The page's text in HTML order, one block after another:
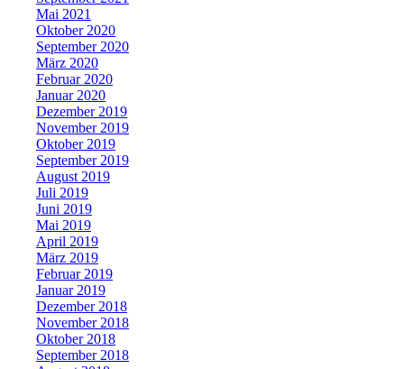
Mai 2021
Oktober 2020
September 2020
März 2020
Februar 2020
Januar 2020
Dezember 2019
November 2019
Oktober 2019
September 2019
August 2019
Juli 2019
Juni 2019
Mai 2019
April 2019
März 2019
Februar 2019
Januar 2019
Dezember 2018
November 2018
Oktober 2018
September 2018